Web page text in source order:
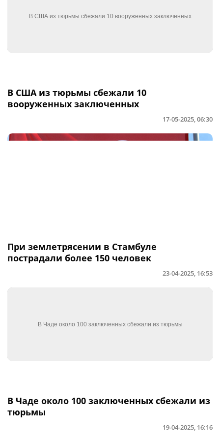
В США из тюрьмы сбежали 10
вооруженных заключенных
17-05-2025, 06:30
При землетрясении в Стамбуле
пострадали более 150 человек
23-04-2025, 16:53
В Чаде около 100 заключенных сбежали из
тюрьмы
19-04-2025, 16:16